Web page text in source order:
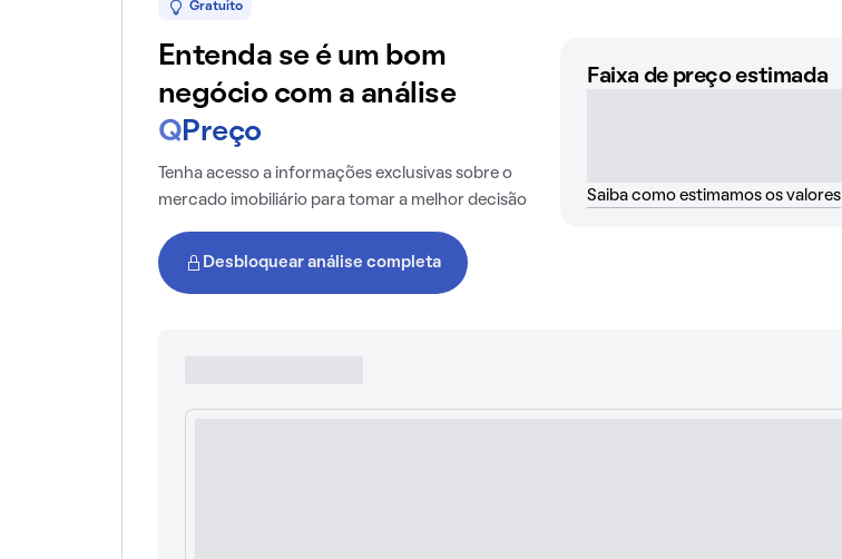
Gratuito
Entenda se é um bom
negócio com a análise
Q Preço
Tenha acesso a informações exclusivas sobre o
mercado imobiliário para tomar a melhor decisão
Desbloquear análise completa
Faixa de preço estimada
Saiba como estimamos os valores